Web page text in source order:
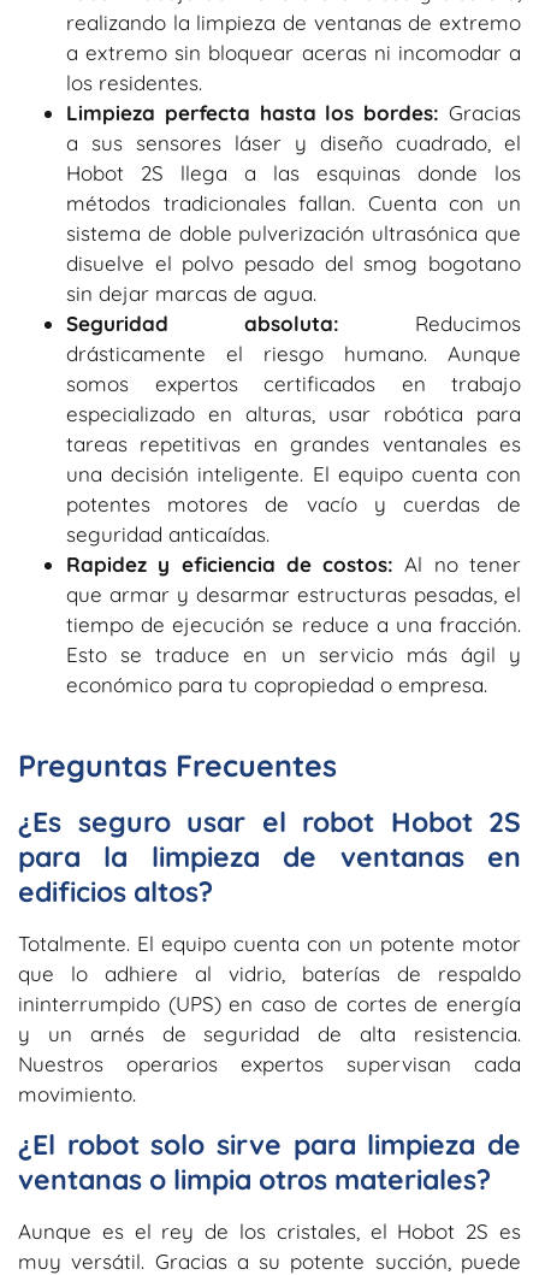
realizando la limpieza de ventanas de extremo
a extremo sin bloquear aceras ni incomodar a
los residentes.
Limpieza perfecta hasta los bordes: Gracias
a sus sensores láser y diseño cuadrado, el
Hobot 2S llega a las esquinas donde los
métodos tradicionales fallan. Cuenta con un
sistema de doble pulverización ultrasónica que
disuelve el polvo pesado del smog bogotano
sin dejar marcas de agua.
Seguridad absoluta: Reducimos
drásticamente el riesgo humano. Aunque
somos expertos certificados en trabajo
especializado en alturas, usar robótica para
tareas repetitivas en grandes ventanales es
una decisión inteligente. El equipo cuenta con
potentes motores de vacío y cuerdas de
seguridad anticaídas.
Rapidez y eficiencia de costos: Al no tener
que armar y desarmar estructuras pesadas, el
tiempo de ejecución se reduce a una fracción.
Esto se traduce en un servicio más ágil y
económico para tu copropiedad o empresa.
Preguntas Frecuentes
¿Es seguro usar el robot Hobot 2S
para la limpieza de ventanas en
edificios altos?
Totalmente. El equipo cuenta con un potente motor
que lo adhiere al vidrio, baterías de respaldo
ininterrumpido (UPS) en caso de cortes de energía
y un arnés de seguridad de alta resistencia.
Nuestros operarios expertos supervisan cada
movimiento.
¿El robot solo sirve para limpieza de
ventanas o limpia otros materiales?
Aunque es el rey de los cristales, el Hobot 2S es
muy versátil. Gracias a su potente succión, puede